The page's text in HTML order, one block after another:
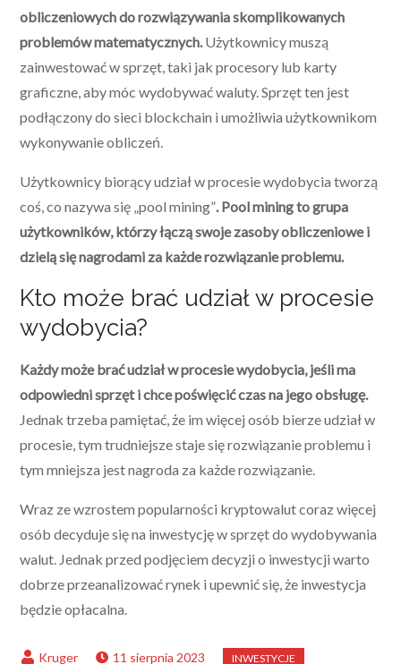
obliczeniowych do rozwiązywania skomplikowanych
problemów matematycznych.Użytkownicy muszą
zainwestować w sprzęt, taki jak procesory lub karty
graficzne, aby móc wydobywać waluty. Sprzęt ten jest
podłączony do sieci blockchain i umożliwia użytkownikom
wykonywanie obliczeń.
Użytkownicy biorący udział w procesie wydobycia tworzą
coś, co nazywa się „pool mining”. Pool mining to grupa
użytkowników, którzy łączą swoje zasoby obliczeniowe i
dzielą się nagrodami za każde rozwiązanie problemu.
Kto może brać udział w procesie
wydobycia?
Każdy może brać udział w procesie wydobycia, jeśli ma
odpowiedni sprzęt i chce poświęcić czas na jego obsługę.
Jednak trzeba pamiętać, że im więcej osób bierze udział w
procesie, tym trudniejsze staje się rozwiązanie problemu i
tym mniejsza jest nagroda za każde rozwiązanie.
Wraz ze wzrostem popularności kryptowalut coraz więcej
osób decyduje się na inwestycję w sprzęt do wydobywania
walut. Jednak przed podjęciem decyzji o inwestycji warto
dobrze przeanalizować rynek i upewnić się, że inwestycja
będzie opłacalna.
11 sierpnia 2023